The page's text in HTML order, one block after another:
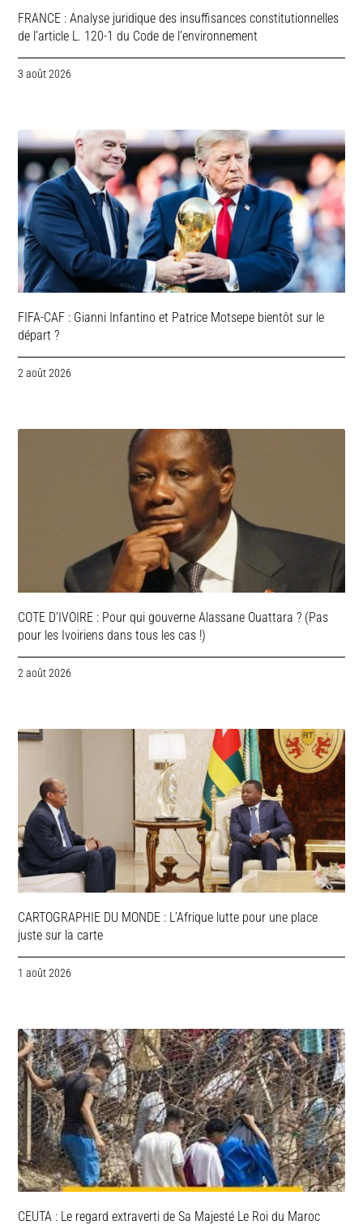
FRANCE : Analyse juridique des insuffisances constitutionnelles
de l’article L. 120-1 du Code de l’environnement
3 août 2026
FIFA-CAF : Gianni Infantino et Patrice Motsepe bientôt sur le
départ ?
2 août 2026
COTE D’IVOIRE : Pour qui gouverne Alassane Ouattara ? (Pas
pour les Ivoiriens dans tous les cas !)
2 août 2026
CARTOGRAPHIE DU MONDE : L’Afrique lutte pour une place
juste sur la carte
1 août 2026
CEUTA : Le regard extraverti de Sa Majesté Le Roi du Maroc